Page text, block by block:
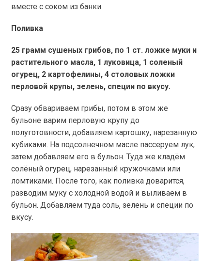
вместе с соком из банки.
Поливка
25 грамм сушеных грибов, по 1 ст. ложке муки и
растительного масла, 1 луковица, 1 соленый
огурец, 2 картофелины, 4 столовых ложки
перловой крупы, зелень, специи по вкусу.
Сразу обвариваем грибы, потом в этом же
бульоне варим перловую крупу до
полуготовности, добавляем картошку, нарезанную
кубиками. На подсолнечном масле пассеруем лук,
затем добавляем его в бульон. Туда же кладём
солёный огурец, нарезанный кружочками или
ломтиками. После того, как поливка доварится,
разводим муку с холодной водой и выливаем в
бульон. Добавляем туда соль, зелень и специи по
вкусу.